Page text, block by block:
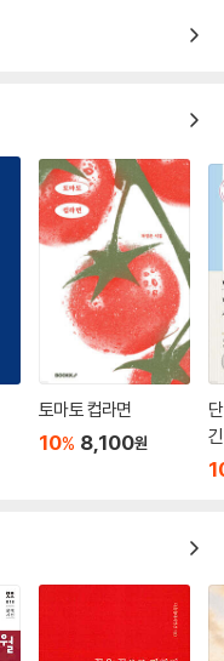
토마토 컵라면
10% 8,100원